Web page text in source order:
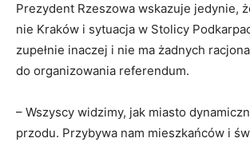
Prezydent Rzeszowa wskazuje jedynie,
nie Kraków i sytuacja w Stolicy
zupełnie inaczej i nie ma żadnych
do organizowania referendum.
– Wszyscy widzimy, jak miasto
przodu. Przybywa nam mieszkańców i